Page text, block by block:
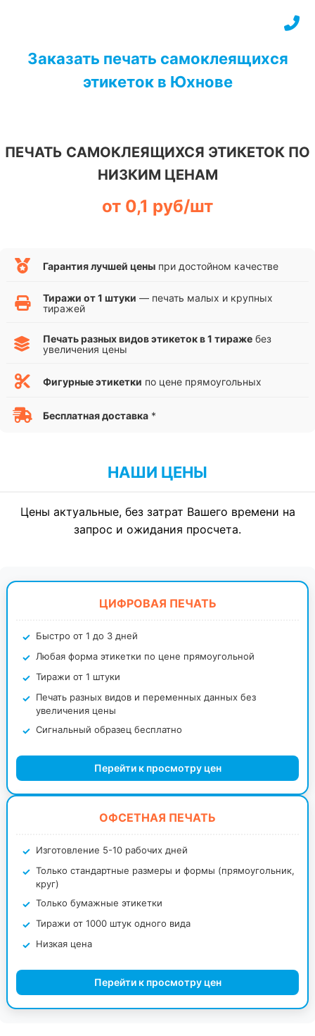
Заказать печать самоклеящихся
этикеток в Юхнове
ПЕЧАТЬ САМОКЛЕЯЩИХСЯ ЭТИКЕТОК ПО
НИЗКИМ ЦЕНАМ
от 0,1 руб/шт
Гарантия лучшей цены при достойном качестве
Тиражи от 1 штуки — печать малых и крупных
тиражей
Печать разных видов этикеток в 1 тираже без
увеличения цены
Фигурные этикетки по цене прямоугольных
Бесплатная доставка *
НАШИ ЦЕНЫ
Цены актуальные, без затрат Вашего времени на
запрос и ожидания просчета.
ЦИФРОВАЯ ПЕЧАТЬ
Быстро от 1 до 3 дней
Любая форма этикетки по цене прямоугольной
Тиражи от 1 штуки
Печать разных видов и переменных данных без
увеличения цены
Сигнальный образец бесплатно
Перейти к просмотру цен
ОФСЕТНАЯ ПЕЧАТЬ
Изготовление 5-10 рабочих дней
Только стандартные размеры и формы (прямоугольник,
круг)
Только бумажные этикетки
Тиражи от 1000 штук одного вида
Низкая цена
Перейти к просмотру цен